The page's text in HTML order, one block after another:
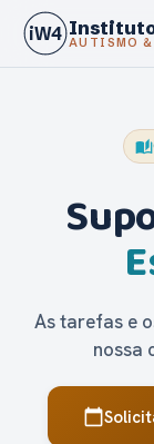
iW4 AUTISMO
auto_stories
As tarefas e
nossa
calendar_today